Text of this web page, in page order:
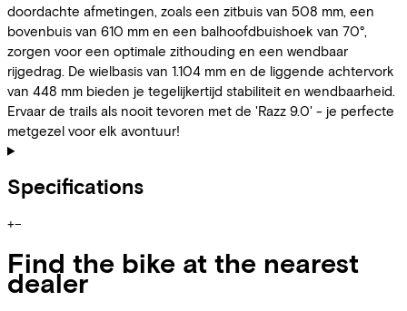
doordachte afmetingen, zoals een zitbuis van 508 mm, een
bovenbuis van 610 mm en een balhoofdbuishoek van 70°,
zorgen voor een optimale zithouding en een wendbaar
rijgedrag. De wielbasis van 1.104 mm en de liggende achtervork
van 448 mm bieden je tegelijkertijd stabiliteit en wendbaarheid.
Ervaar de trails als nooit tevoren met de 'Razz 9.0' - je perfecte
metgezel voor elk avontuur!
Specifications
+−
Find the bike at the nearest
dealer